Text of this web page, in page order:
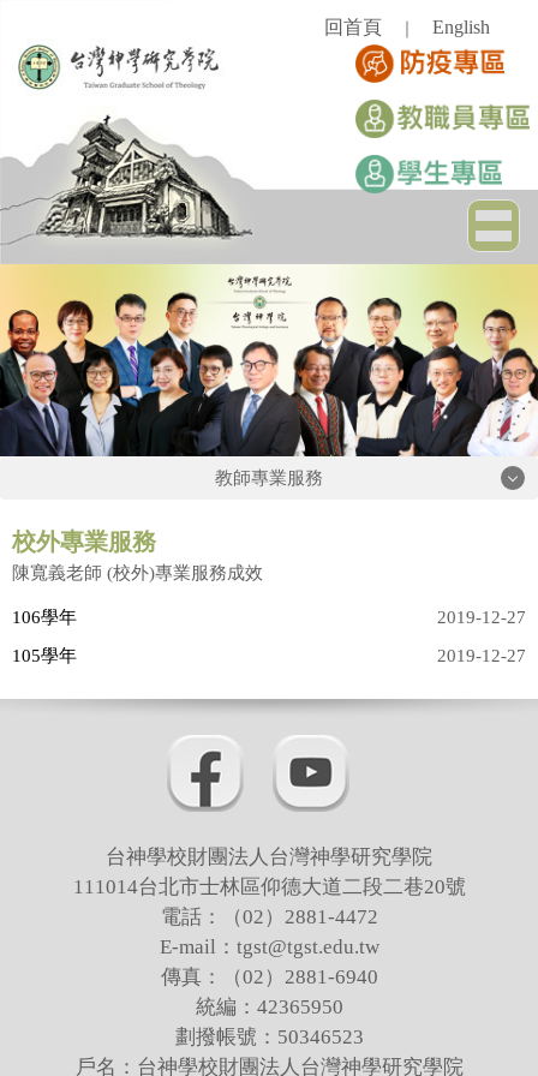
主
區
回首頁 English
教師專業服務
張志偉老師
曾宗盛老師
徐萬麟老師
賴弘專老師
陳尚仁老師(借調中)
邱凱莉老師
張雅惠老師
梁越美老師
校外專業服務
陳寬義老師 (校外)專業服務成效
106學年
2019-12-27
105學年
2019-12-27
台神學校財團法人台灣神學研究學院
111014台北市士林區仰德大道二段二巷20號
電話：（02）2881-4472
E-mail：tgst@tgst.edu.tw
傳真：（02）2881-6940
統編：42365950
劃撥帳號：50346523
戶名：台神學校財團法人台灣神學研究學院